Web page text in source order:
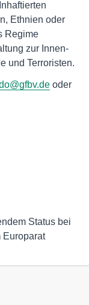
Ethnien oder
Regime
zur Innen-
und Terroristen.
oder
Status bei
Europarat